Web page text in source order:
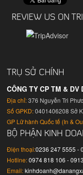
REVIEW US ON
TRỤ SỞ CHÍNH
CÔNG TY CP TM &
Địa chỉ:376 Nguyễn Tri
Số GPKD:0401406208 Sở
GP Lữ hành Quốc tế (In &
BỘ PHẬN KINH
Điện thoại:0236 247 5555 -
Hotline: 0974 818 106 -
Email: